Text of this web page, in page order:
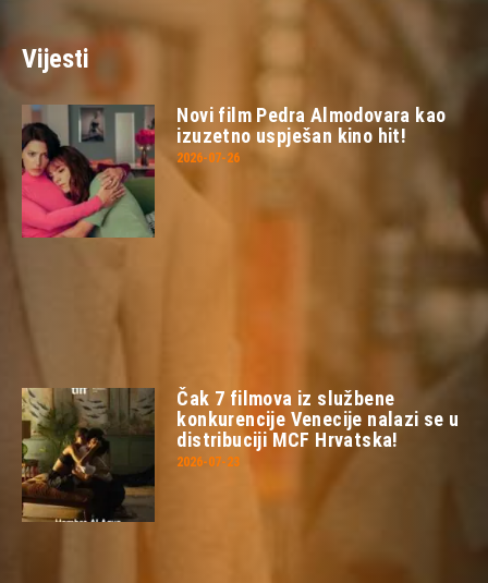
Vijesti
Novi film Pedra Almodovara kao
izuzetno uspješan kino hit!
2026-07-26
Čak 7 filmova iz službene
konkurencije Venecije nalazi se u
distribuciji MCF Hrvatska!
2026-07-23